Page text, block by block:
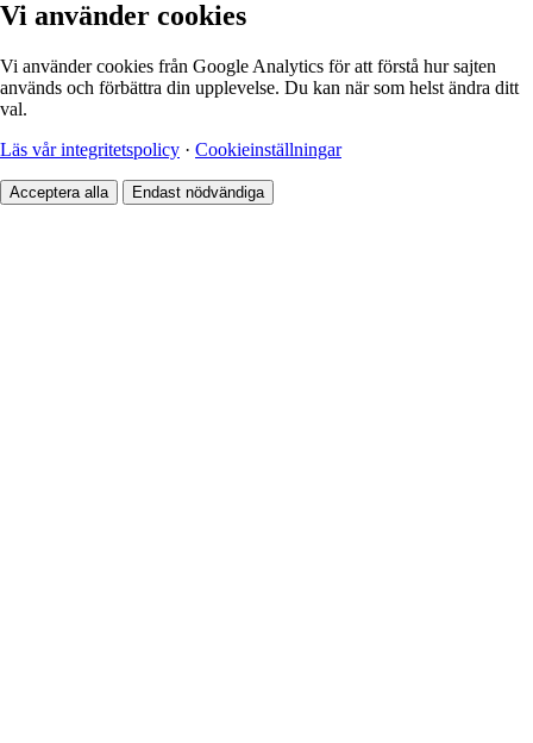
Vi använder cookies
Vi använder cookies från Google Analytics för att förstå hur sajten
används och förbättra din upplevelse. Du kan när som helst ändra ditt
val.
Läs vår integritetspolicy · Cookieinställningar
Acceptera alla Endast nödvändiga